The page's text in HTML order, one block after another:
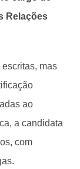
Relações
mas
ao
a candidata
com